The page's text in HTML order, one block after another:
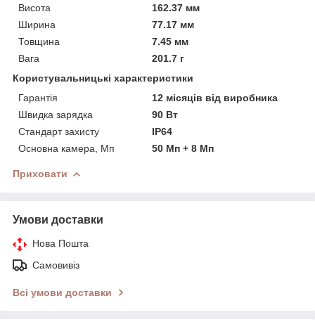
Висота
162.37 мм
Ширина
77.17 мм
Товщина
7.45 мм
Вага
201.7 г
Користувальницькі характеристики
Гарантія
12 місяців від виробника
Швидка зарядка
90 Вт
Стандарт захисту
IP64
Основна камера, Мп
50 Мп + 8 Мп
Приховати
Умови доставки
Нова Пошта
Самовивіз
Всі умови доставки